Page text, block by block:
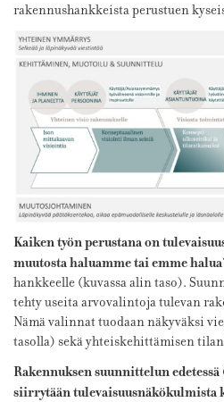
rakennushankkeista perustuen
Kaiken työn perustana on
muutosta haluamme tai emme
hankkeelle (kuvassa alin taso).
tehty useita arvovalintoja tulevan
Nämä valinnat tuodaan näkyväksi
tasolla) sekä yhteiskehittämisen
Rakennuksen suunnittelun
siirrytään